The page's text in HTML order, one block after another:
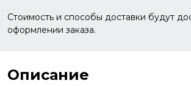
Стоимость и способы доставки будут
оформлении заказа.
Описание